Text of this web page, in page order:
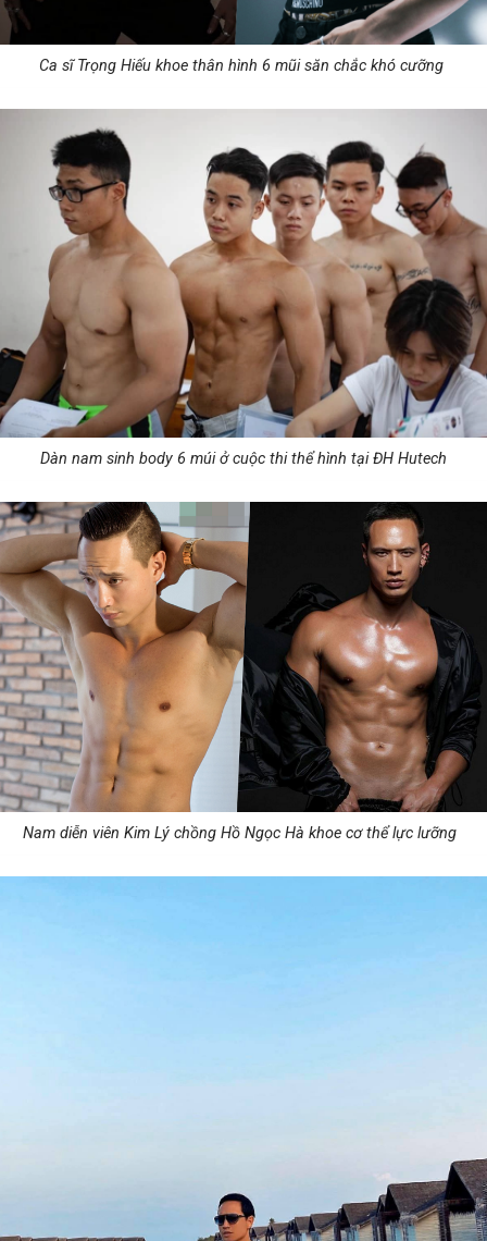
Ca sĩ Trọng Hiếu khoe thân hình 6 mũi săn chắc khó cưỡng
Dàn nam sinh body 6 múi ở cuộc thi thể hình tại ĐH Hutech
Nam diễn viên Kim Lý chồng Hồ Ngọc Hà khoe cơ thể lực lưỡng